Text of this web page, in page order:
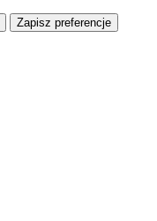
Zapisz preferencje